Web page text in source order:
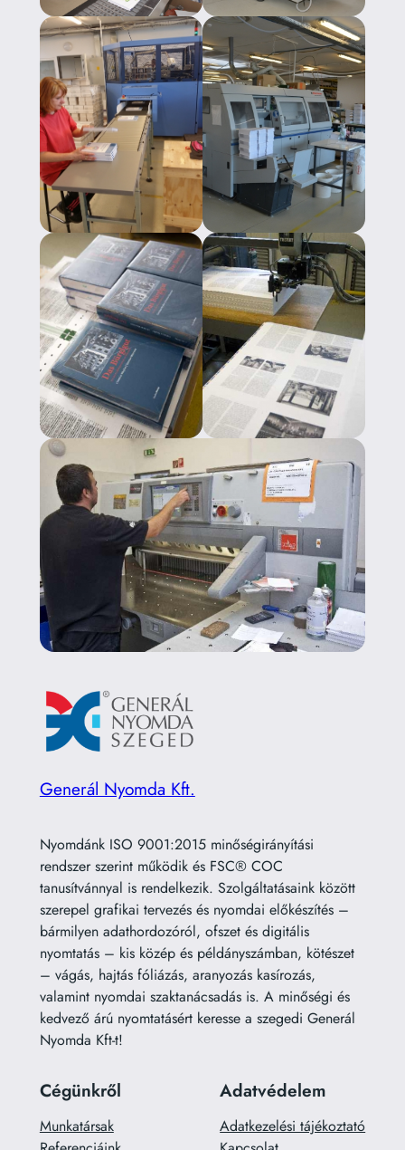
Generál Nyomda Kft.
Nyomdánk ISO 9001:2015 minőségirányítási
rendszer szerint működik és FSC® COC
tanusítvánnyal is rendelkezik. Szolgáltatásaink között
szerepel grafikai tervezés és nyomdai előkészítés –
bármilyen adathordozóról, ofszet és digitális
nyomtatás – kis közép és példányszámban, kötészet
– vágás, hajtás fóliázás, aranyozás kasírozás,
valamint nyomdai szaktanácsadás is. A minőségi és
kedvező árú nyomtatásért keresse a szegedi Generál
Nyomda Kft-t!
Cégünkről
Munkatársak
Adatvédelem
Adatkezelési tájékoztató